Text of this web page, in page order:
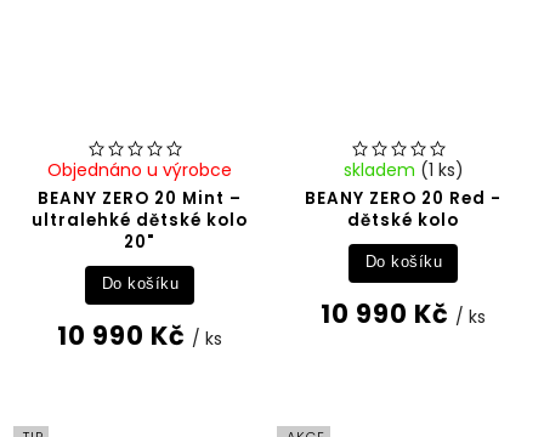
BEANY ZERO 20 Mint –
ultralehké dětské kolo
20"
Objednáno u výrobce
10 990 Kč / ks
Do košíku
BEANY ZERO 20 Red -
dětské kolo
skladem (1 ks)
10 990 Kč / ks
Do košíku